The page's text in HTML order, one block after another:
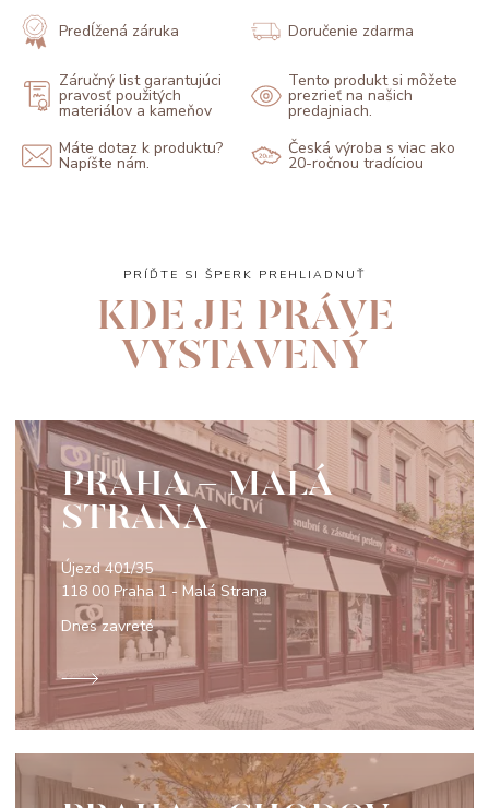
Predĺžená záruka Doručenie zdarma
Záručný list garantujúci
pravosť použitých
materiálov a kameňov
Tento produkt si môžete
prezrieť na našich
predajniach.
Máte dotaz k produktu?
Napíšte nám.
Česká výroba s viac ako
20-ročnou tradíciou
PRÍĎTE SI ŠPERK PREHLIADNUŤ
KDE JE PRÁVE
VYSTAVENÝ
PRAHA - MALÁ
STRANA
Újezd 401/35
118 00 Praha 1 - Malá Strana
Dnes zavreté